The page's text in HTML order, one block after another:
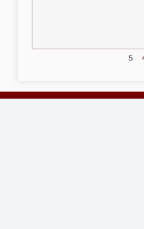
5